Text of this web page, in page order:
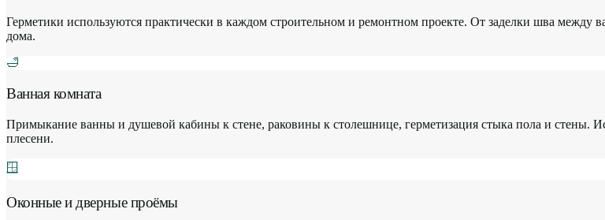
Герметики используются практически в каждом строительном и ремонтном проекте. От заделки шва
дома.
🛁
Ванная комната
Примыкание ванны и душевой кабины к стене, раковины к столешнице, герметизация стыка пола и стены.
плесени.
🪟
Оконные и дверные проёмы